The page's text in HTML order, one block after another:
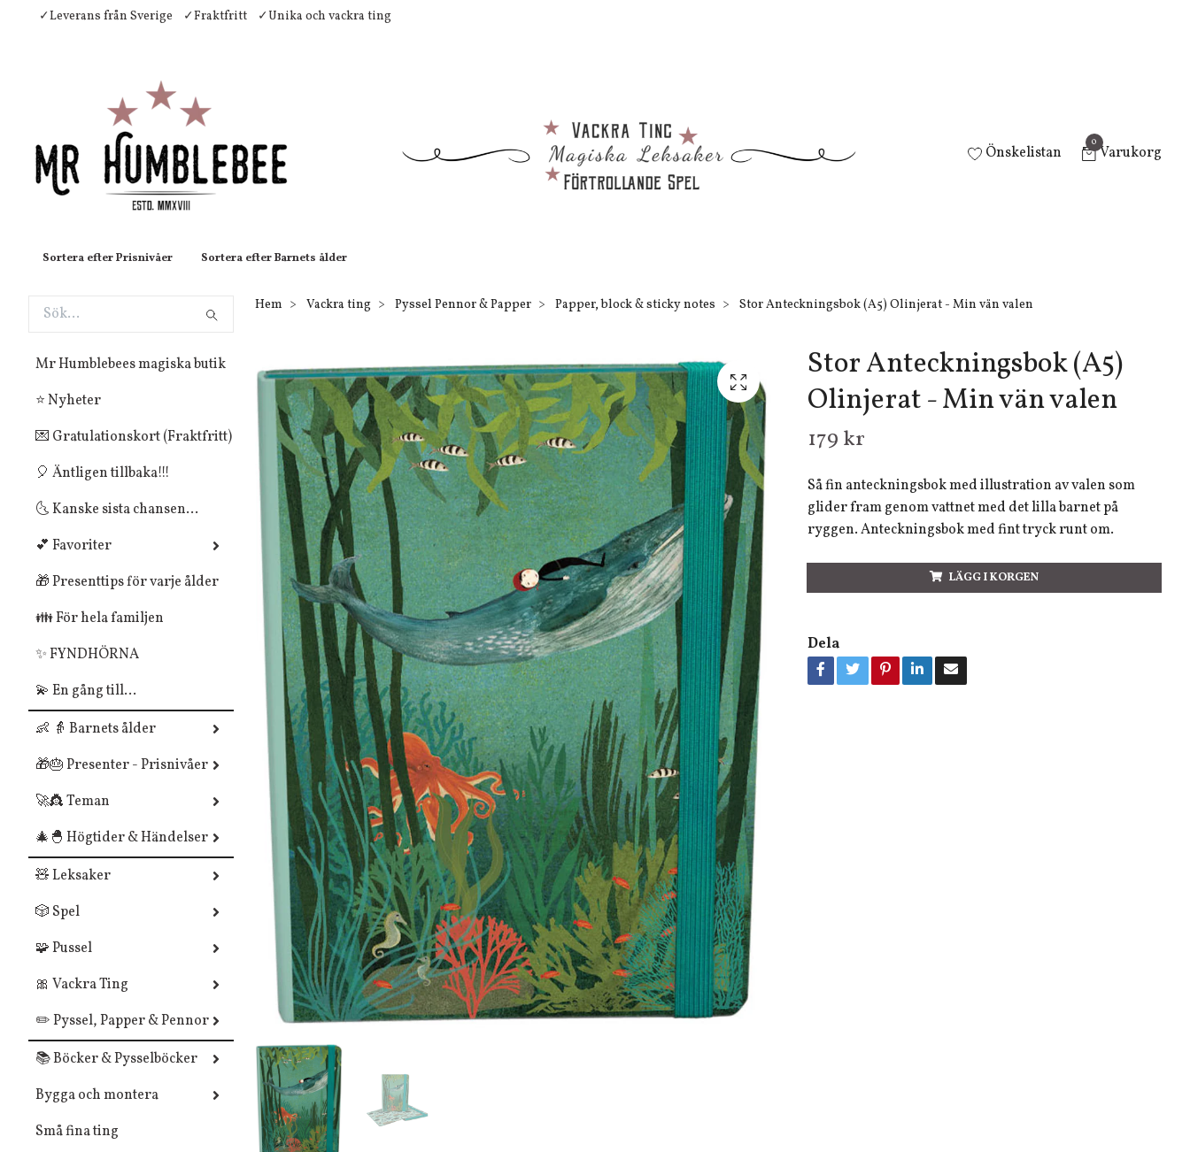
✓Leverans från Sverige ✓Fraktfritt ✓Unika och vackra ting
Önskelistan
0
Varukorg
Sortera efter Prisnivåer Sortera efter Barnets ålder
Mr Humblebees magiska butik
⭐ Nyheter
💌 Gratulationskort (Fraktfritt)
🎈 Äntligen tillbaka!!!
🌜 Kanske sista chansen...
💕 Favoriter
🎁 Presenttips för varje ålder
👪 För hela familjen
✨ FYNDHÖRNA
💫 En gång till...
👶 👵 Barnets ålder
🎁🎂 Presenter - Prisnivåer
🚀👸 Teman
🎄🐣 Högtider & Händelser
🧸 Leksaker
🎲 Spel
🧩 Pussel
🎀 Vackra Ting
✏️ Pyssel, Papper & Pennor
📚 Böcker & Pysselböcker
Bygga och montera
Små fina ting
Hem Vackra ting Pyssel Pennor & Papper Papper, block & sticky notes Stor Anteckningsbok (A5) Olinjerat - Min vän valen
Stor Anteckningsbok (A5)
Olinjerat - Min vän valen
179 kr
Så fin anteckningsbok med illustration av valen som
glider fram genom vattnet med det lilla barnet på
ryggen. Anteckningsbok med fint tryck runt om.
LÄGG I KORGEN
Dela